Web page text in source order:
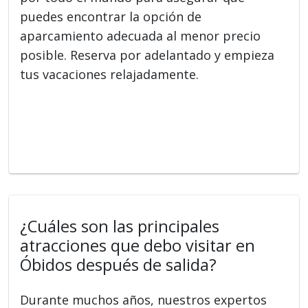
puedes encontrar la opción de
aparcamiento adecuada al menor precio
posible. Reserva por adelantado y empieza
tus vacaciones relajadamente.
¿Cuáles son las principales
atracciones que debo visitar en
Óbidos después de salida?
Durante muchos años, nuestros expertos